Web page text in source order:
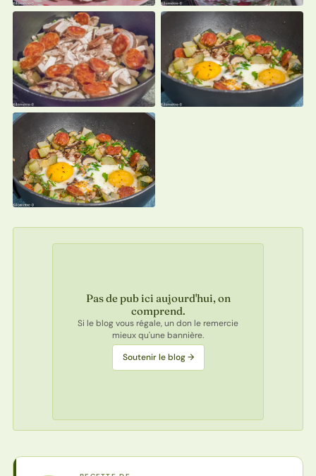
Pas de pub ici aujourd'hui, on
comprend.
Si le blog vous régale, un don le remercie
mieux qu'une bannière.
Soutenir le blog →